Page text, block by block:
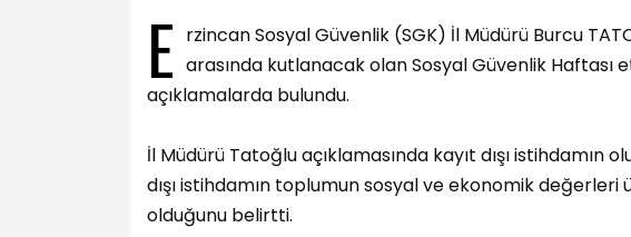
E rzincan Sosyal Güvenlik (SGK) İl Müdürü Burcu
arasında kutlanacak olan Sosyal Güvenlik Haftası
açıklamalarda bulundu.
İl Müdürü Tatoğlu açıklamasında kayıt dışı istihdamın
dışı istihdamın toplumun sosyal ve ekonomik
olduğunu belirtti.